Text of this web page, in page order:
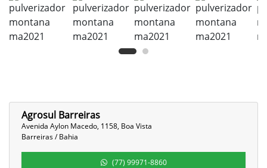
Agrosul Barreiras
Avenida Aylon Macedo, 1158, Boa Vista
Barreiras / Bahia
(77) 99971-8860